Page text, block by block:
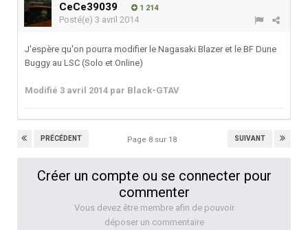
CeCe39039 1 214
Posté(e) 3 avril 2014
J'espère qu'on pourra modifier le Nagasaki Blazer et le BF Dune
Buggy au LSC (Solo et Online)
Modifié 3 avril 2014 par Black-GTAV
PRÉCÉDENT SUIVANT
Page 8 sur 18
Créer un compte ou se connecter pour
commenter
Vous devez être membre afin de pouvoir
déposer un commentaire